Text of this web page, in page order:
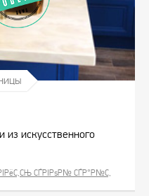
искусственного
СЃРІРѕР№ СЃР°Р№С‚